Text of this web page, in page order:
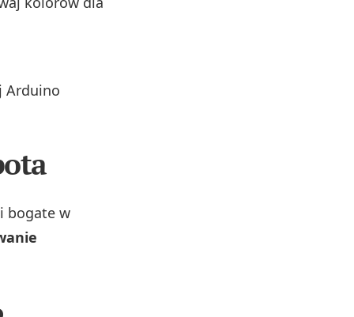
Arduino
bogate w